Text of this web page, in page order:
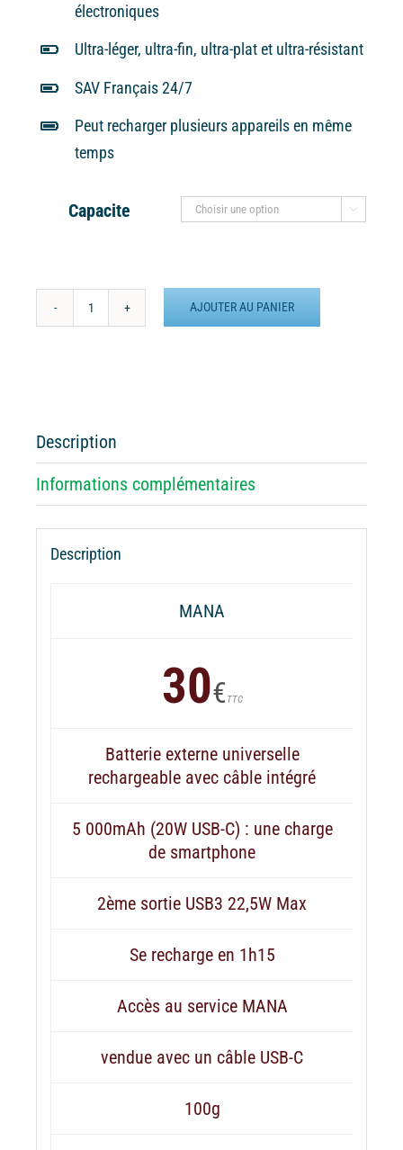
électroniques
Ultra-léger, ultra-fin, ultra-plat et ultra-résistant
SAV Français 24/7
Peut recharger plusieurs appareils en même
temps
Capacite 
quantité
Macouba
AJOUTER AU PANIER
Description
Informations complémentaires
Description
MANA
30€ TTC
Batterie externe universelle
rechargeable avec câble intégré
5 000mAh (20W USB-C) : une charge
de smartphone
2ème sortie USB3 22,5W Max
Se recharge en 1h15
Accès au service MANA
vendue avec un câble USB-C
100g